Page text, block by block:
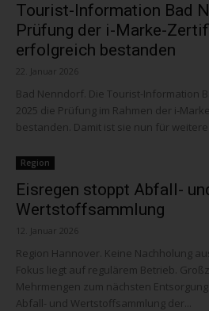
Tourist-Information Bad
Prüfung der i-Marke-
erfolgreich bestanden
22. Januar 2026
Bad Nenndorf. Die Tourist-Information
2025 die Prüfung im Rahmen der i-
bestanden. Damit ist sie nun für weitere
Region
Eisregen stoppt Abfall-
Wertstoffsammlung
12. Januar 2026
Region Hannover. Keine Nachholung
Fokus liegt auf regulärem Betrieb.
Mehrmengen zum nächsten
Abfall- und Wertstoffsammlung der...